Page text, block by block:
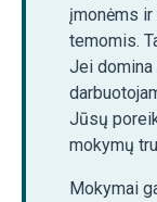
įmonėms
temomis.
Jei domina
Jūsų
mokymų
Mokymai